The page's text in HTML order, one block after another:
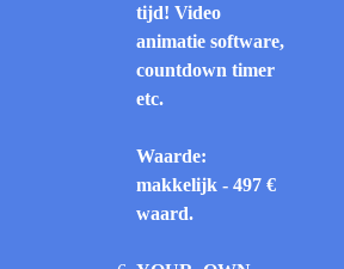
tijd! Video
animatie software,
countdown timer
etc.
Waarde:
makkelijk - 497 €
waard.